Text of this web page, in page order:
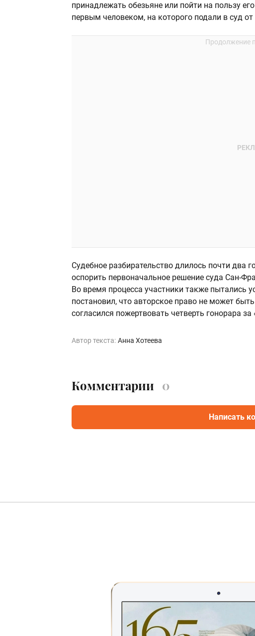
принадлежать обезьяне или пойти на пользу
первым человеком, на которого подали в суд
Судебное разбирательство длилось почти два
оспорить первоначальное решение суда Сан-
Во время процесса участники также пытались
постановил, что авторское право не может
согласился пожертвовать четверть гонорара
Автор текста: Анна Хотеева
Комментарии 0
Написать